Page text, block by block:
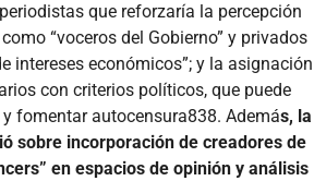
que reforzaría la percepción
“voceros del Gobierno” y privados
intereses económicos”; y la asignación
con criterios políticos, que puede
fomentar autocensura838. Además, la
sobre incorporación de creadores de
en espacios de opinión y análisis